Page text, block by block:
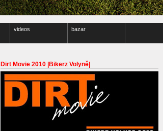
videos bazar
Dirt Movie 2010 |Bikerz Volyně|